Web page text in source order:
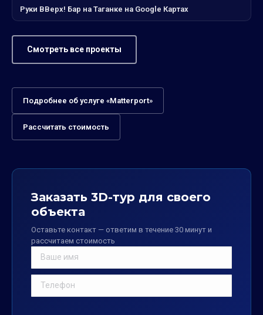
Руки ВВерх! Бар на Таганке на Google Картах
Смотреть все проекты
Подробнее об услуге «Matterport»
Рассчитать стоимость
Заказать 3D-тур для своего
объекта
Оставьте контакт — ответим в течение 30 минут и
рассчитаем стоимость